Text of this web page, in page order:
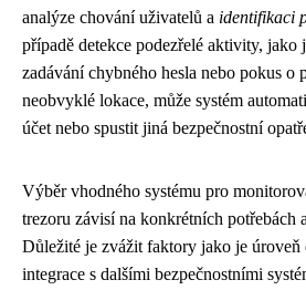
analýze chování uživatelů a identifikaci
případě detekce podezřelé aktivity, jako
zadávání chybného hesla nebo pokus
neobvyklé lokace, může systém
účet nebo spustit jiná bezpečnostní
Výběr vhodného systému pro
trezoru závisí na konkrétních potřebách
Důležité je zvážit faktory jako je
integrace s dalšími bezpečnostními